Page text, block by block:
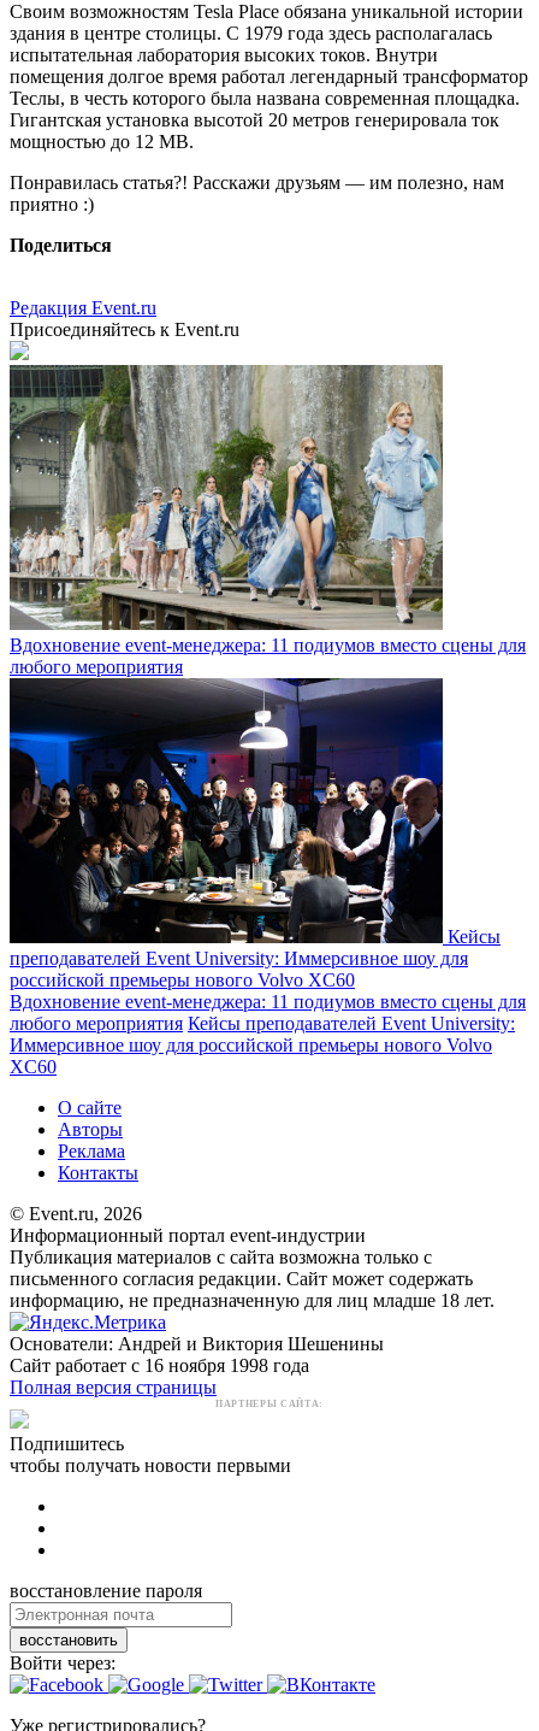
Своим возможностям Tesla Place обязана уникальной истории
здания в центре столицы. С 1979 года здесь располагалась
испытательная лаборатория высоких токов. Внутри
помещения долгое время работал легендарный трансформатор
Теслы, в честь которого была названа современная площадка.
Гигантская установка высотой 20 метров генерировала ток
мощностью до 12 МВ.
Понравилась статья?! Расскажи друзьям — им полезно, нам
приятно :)
Поделиться
Редакция Event.ru
Присоединяйтесь к Event.ru
Вдохновение event-менеджера: 11 подиумов вместо сцены для
любого мероприятия
Кейсы
преподавателей Event University: Иммерсивное шоу для
российской премьеры нового Volvo XC60
Вдохновение event-менеджера: 11 подиумов вместо сцены для
любого мероприятия Кейсы преподавателей Event University:
Иммерсивное шоу для российской премьеры нового Volvo
XC60
О сайте
Авторы
Реклама
Контакты
© Event.ru, 2026
Информационный портал event-индустрии
Публикация материалов с сайта возможна только с
письменного согласия редакции. Сайт может содержать
информацию, не предназначенную для лиц младше 18 лет.
Основатели: Андрей и Виктория Шешенины
Сайт работает с 16 ноября 1998 года
Полная версия страницы
ПАРТНЕРЫ САЙТА:
Подпишитесь
чтобы получать новости первыми
восстановление пароля
восстановить
Войти через:
Уже регистрировались?